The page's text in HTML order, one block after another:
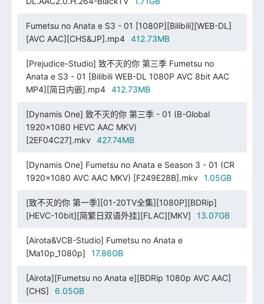
Fumetsu no Anata e S3 - 01 [1080P][Bilibili][WEB-DL]
[AVC AAC][CHS&JP].mp4
412.73MB
[Prejudice-Studio] 致不灭的你 第三季 Fumetsu no
Anata e S3 - 01 [Bilibili WEB-DL 1080P AVC 8bit AAC
MP4][简日内嵌].mp4
412.73MB
[Dynamis One] 致不灭的你 第三季 - 01 (B-Global
1920x1080 HEVC AAC MKV)
[2EF04C27].mkv
427.74MB
[Dynamis One] Fumetsu no Anata e Season 3 - 01 (CR
1920x1080 AVC AAC MKV) [F249E28B].mkv
1.05GB
[致不灭的你 第一季][01-20TV全集][1080P][BDRip]
[HEVC-10bit][简繁日双语外挂][FLAC][MKV]
13.07GB
[Airota&VCB-Studio] Fumetsu no Anata e
[Ma10p_1080p]
17.86GB
[Airota][Fumetsu no Anata e][BDRip 1080p AVC AAC]
[CHS]
6.05GB